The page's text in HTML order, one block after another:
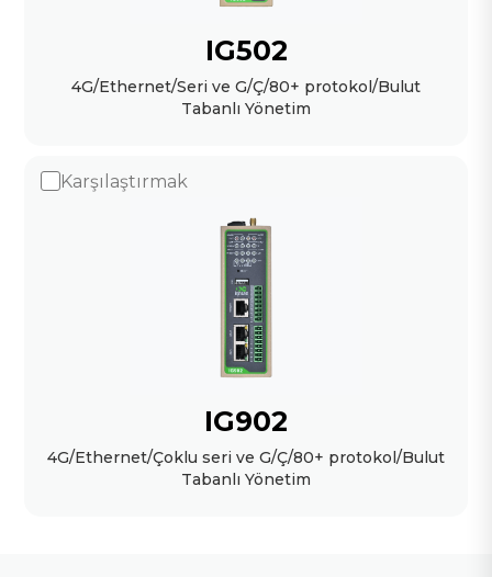
IG502
4G/Ethernet/Seri ve G/Ç/80+ protokol/Bulut
Tabanlı Yönetim
Karşılaştırmak
IG902
4G/Ethernet/Çoklu seri ve G/Ç/80+ protokol/Bulut
Tabanlı Yönetim